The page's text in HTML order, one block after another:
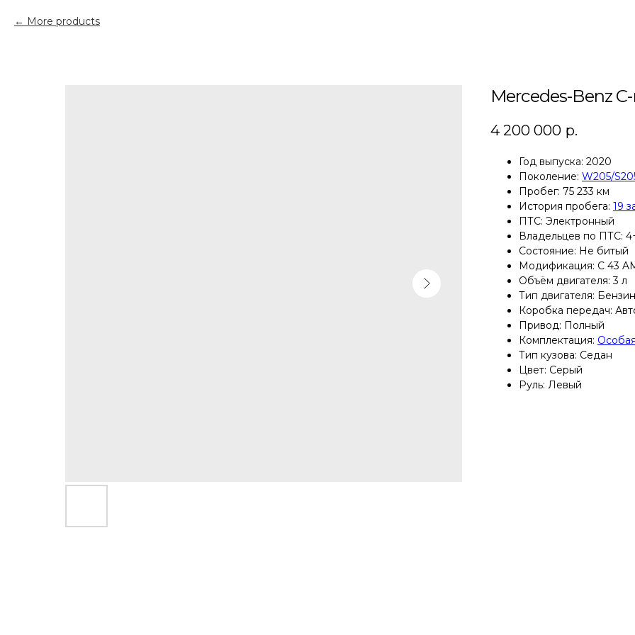
More products
Mercedes-Benz
4 200 000 р.
Год выпуска: 2020
Поколение: W205/
Пробег: 75 233 км
История пробега: 19
ПТС: Электронный
Владельцев по ПТС:
Состояние: Не битый
Модификация: C 43
Объём двигателя: 3 л
Тип двигателя: Бензин
Коробка передач:
Привод: Полный
Комплектация:
Тип кузова: Седан
Цвет: Серый
Руль: Левый